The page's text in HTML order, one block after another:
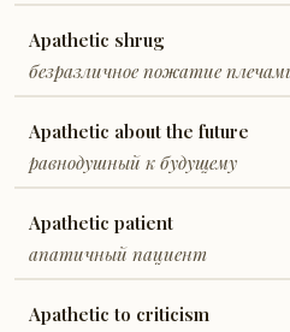
Apathetic shrug
безразличное пожатие
Apathetic about the future
равнодушный к будущему
Apathetic patient
апатичный пациент
Apathetic to criticism